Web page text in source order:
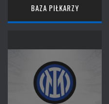
BAZA PIŁKARZY